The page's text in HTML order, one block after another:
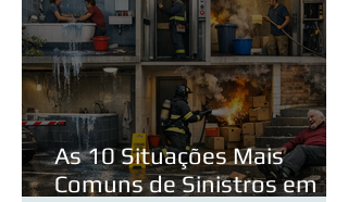
As 10 Situações Mais
Comuns de Sinistros em